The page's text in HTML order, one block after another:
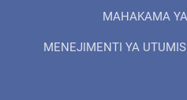
MAHAKAMA
MENEJIMENTI YA